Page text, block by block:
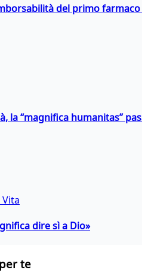
del primo
la “magnifica humanitas”
dire sì a Dio»
te